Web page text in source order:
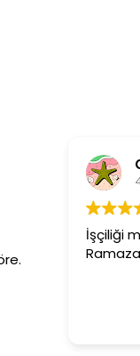
Cem
4 yıl önce
İşçiliği mükemmel
Ramazan usta